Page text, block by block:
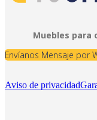
Muebles para
Envíanos Mensaje por
Aviso de privacidad